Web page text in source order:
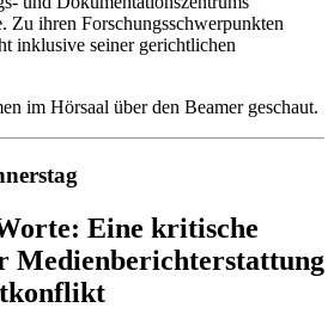
Zu ihren Forschungsschwerpunkten
inklusive seiner gerichtlichen
im Hörsaal über den Beamer geschaut.
Eine kritische
Medienberichterstattung